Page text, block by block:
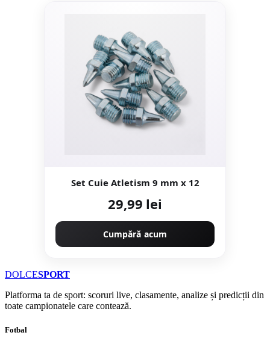
Set Cuie Atletism 9 mm x 12
29,99 lei
Cumpără acum
DOLCESPORT
Platforma ta de sport: scoruri live, clasamente, analize și predicții din
toate campionatele care contează.
Fotbal